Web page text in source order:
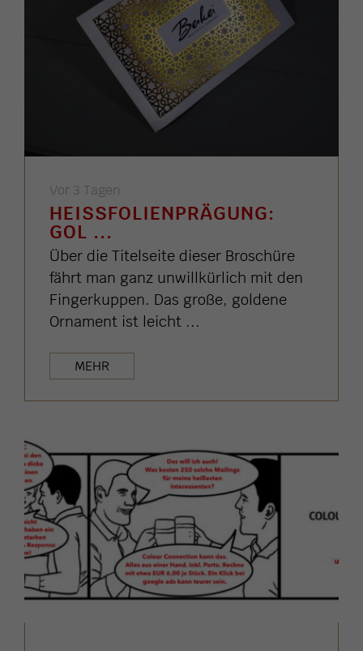
Vor 3 Tagen
HEISSFOLIENPRÄGUNG: G
OL ...
Über die Titelseite dieser Broschüre
fährt man ganz unwillkürlich mit den
Fingerkuppen. Das große, goldene
Ornament ist leicht ...
MEHR